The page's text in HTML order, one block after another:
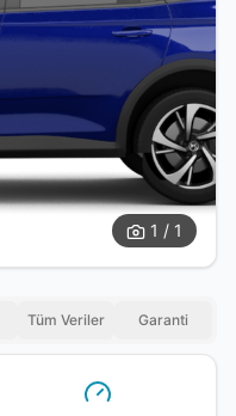
1 / 1
Tüm Veriler Garanti